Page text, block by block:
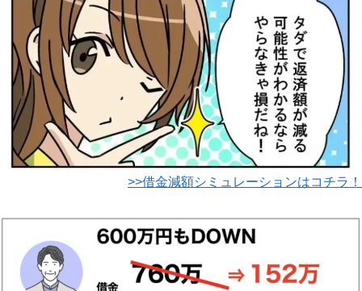
>>借金減額シミュレーションはコチラ！